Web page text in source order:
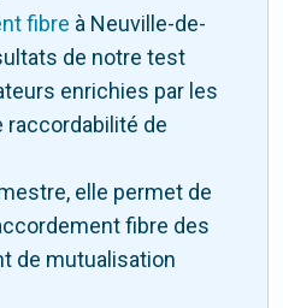
fibre à Neuville-de-
de notre test
enrichies par les
raccordabilité de
elle permet de
fibre des
de mutualisation